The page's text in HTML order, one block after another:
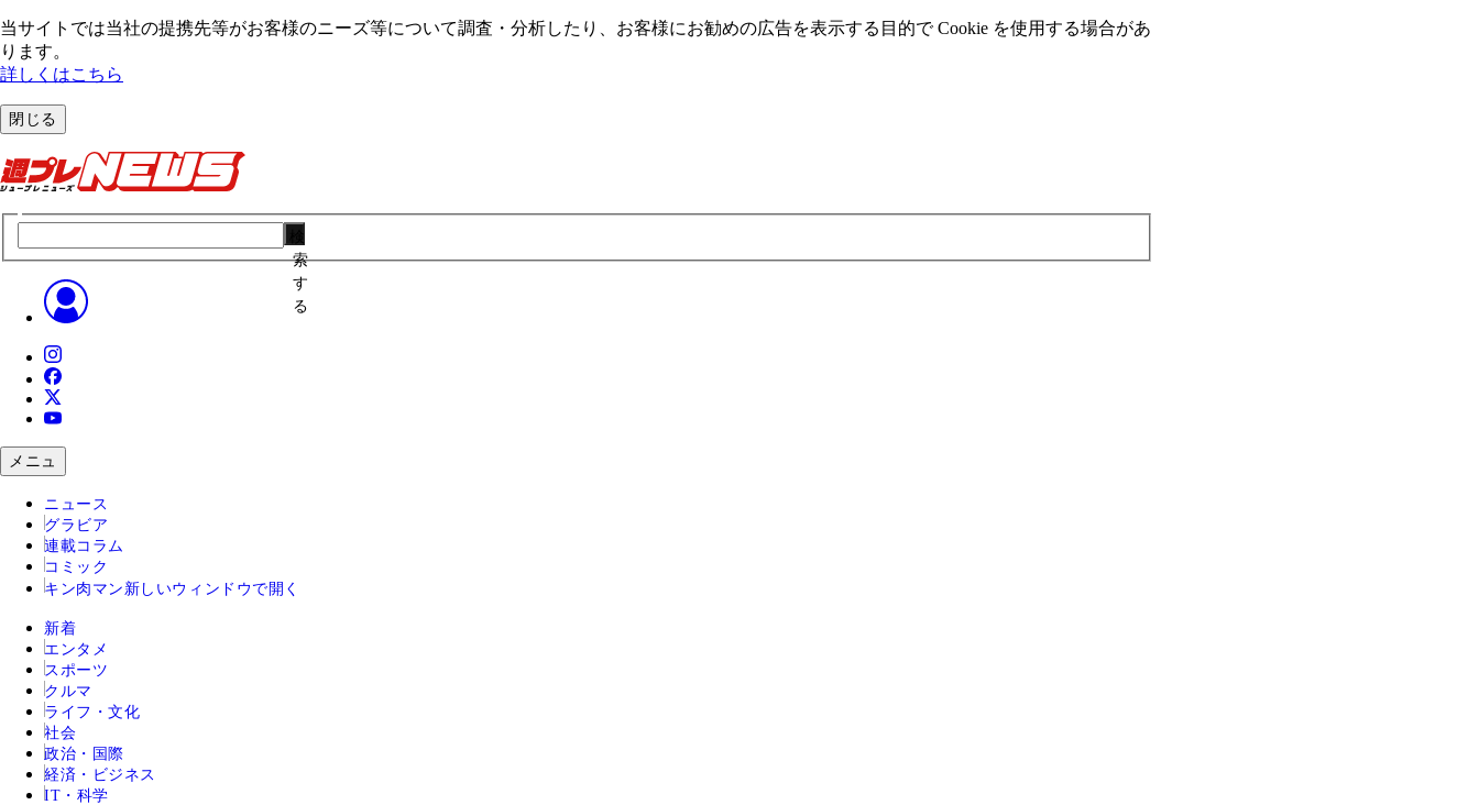
当サイトでは当社の提携先等がお客様のニーズ等について調査・分析したり、お客様にお勧めの広告を表⽰する⽬的で Cookie を使⽤する場合があ
ります。
詳しくはこちら
閉じる
索
す
る
メニュ
ニュース
グラビア
連載コラム
コミック
キン肉マン 新しいウィンドウで開く
新着
エンタメ
スポーツ
クルマ
ライフ・文化
社会
政治・国際
経済・ビジネス
IT・科学